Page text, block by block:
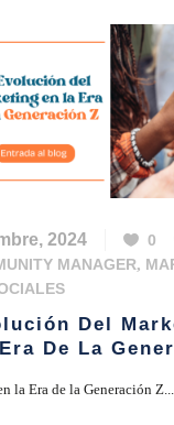
2024 0
MANAGER,
Del
De La
la Era de la Generación Z...